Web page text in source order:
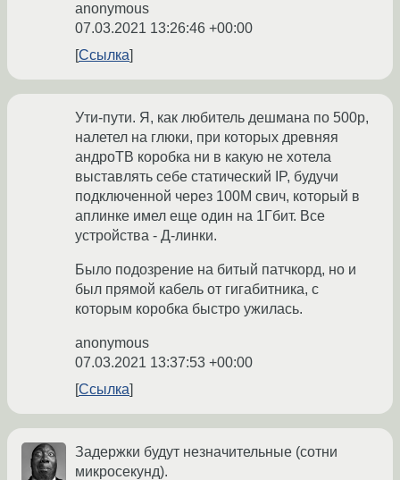
anonymous
07.03.2021 13:26:46 +00:00
Ссылка
Ути-пути. Я, как любитель дешмана по 500р,
налетел на глюки, при которых древняя
андроТВ коробка ни в какую не хотела
выставлять себе статический IP, будучи
подключенной через 100М свич, который в
аплинке имел еще один на 1Гбит. Все
устройства - Д-линки.
Было подозрение на битый патчкорд, но и
был прямой кабель от гигабитника, с
которым коробка быстро ужилась.
anonymous
07.03.2021 13:37:53 +00:00
Ссылка
Задержки будут незначительные (сотни
микросекунд).